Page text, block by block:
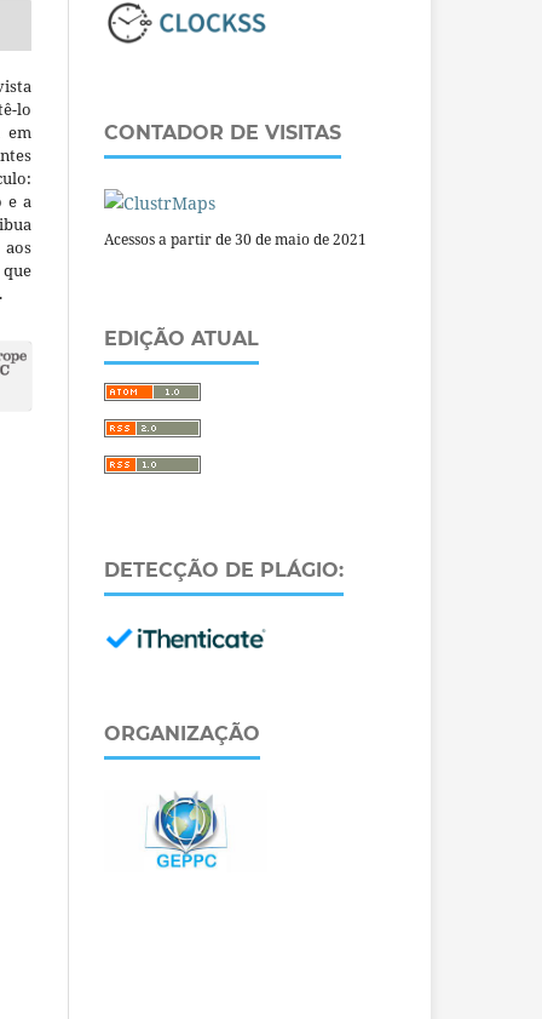
lo
em
e a
CONTADOR DE VISITAS
Acessos a partir de 30 de maio de 2021
EDIÇÃO ATUAL
DETECÇÃO DE PLÁGIO:
ORGANIZAÇÃO